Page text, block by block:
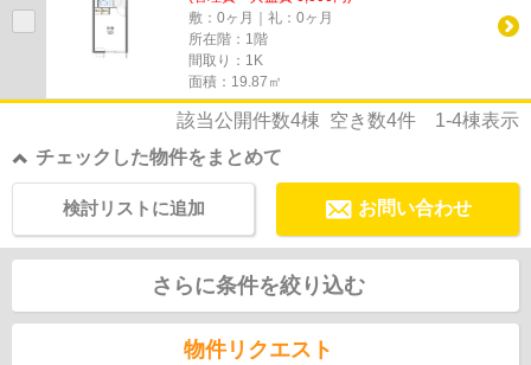
敷：0ヶ月｜礼：0ヶ月
所在階：1階
間取り：1K
面積：19.87㎡
該当公開件数4棟 空き数4件 1-4棟表示
チェックした物件をまとめて
お問い合わせ
検討リストに追加
さらに条件を絞り込む
物件リクエスト